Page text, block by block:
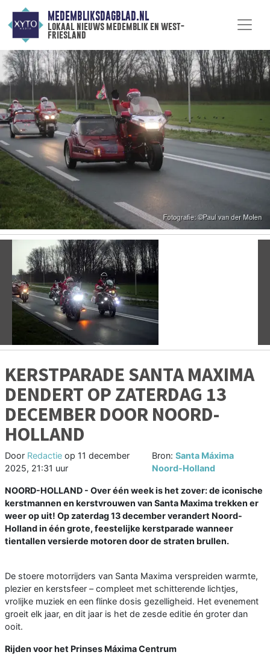
MEDEMBLIKSDAGBLAD.NL
lokaal nieuws medemblik en west-
friesland
Vorige
KERSTPARADE SANTA MAXIMA
DENDERT OP ZATERDAG 13
DECEMBER DOOR NOORD-
HOLLAND
Door Redactie op 11 december
2025, 21:31 uur
Bron: Santa Máxima
Noord-Holland
NOORD-HOLLAND - Over één week is het zover: de iconische
kerstmannen en kerstvrouwen van Santa Maxima trekken er
weer op uit! Op zaterdag 13 december verandert Noord-
Holland in één grote, feestelijke kerstparade wanneer
tientallen versierde motoren door de straten brullen.
De stoere motorrijders van Santa Maxima verspreiden warmte,
plezier en kerstsfeer – compleet met schitterende lichtjes,
vrolijke muziek en een flinke dosis gezelligheid. Het evenement
groeit elk jaar, en dit jaar is het de zesde editie én groter dan
ooit.
Rijden voor het Prinses Máxima Centrum